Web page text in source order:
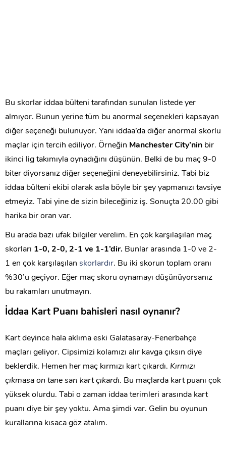
Bu skorlar iddaa bülteni tarafından sunulan listede yer
almıyor. Bunun yerine tüm bu anormal seçenekleri kapsayan
diğer seçeneği bulunuyor. Yani iddaa’da diğer anormal skorlu
maçlar için tercih ediliyor. Örneğin Manchester City’nin bir
ikinci lig takımıyla oynadığını düşünün. Belki de bu maç 9-0
biter diyorsanız diğer seçeneğini deneyebilirsiniz. Tabi biz
iddaa bülteni ekibi olarak asla böyle bir şey yapmanızı tavsiye
etmeyiz. Tabi yine de sizin bileceğiniz iş. Sonuçta 20.00 gibi
harika bir oran var.
Bu arada bazı ufak bilgiler verelim. En çok karşılaşılan maç
skorları 1-0, 2-0, 2-1 ve 1-1’dir. Bunlar arasında 1-0 ve 2-
1 en çok karşılaşılan skorlardır. Bu iki skorun toplam oranı
%30’u geçiyor. Eğer maç skoru oynamayı düşünüyorsanız
bu rakamları unutmayın.
İddaa Kart Puanı bahisleri nasıl oynanır?
Kart deyince hala aklıma eski Galatasaray-Fenerbahçe
maçları geliyor. Cipsimizi kolamızı alır kavga çıksın diye
beklerdik. Hemen her maç kırmızı kart çıkardı. Kırmızı
çıkmasa on tane sarı kart çıkardı. Bu maçlarda kart puanı çok
yüksek olurdu. Tabi o zaman iddaa terimleri arasında kart
puanı diye bir şey yoktu. Ama şimdi var. Gelin bu oyunun
kurallarına kısaca göz atalım.